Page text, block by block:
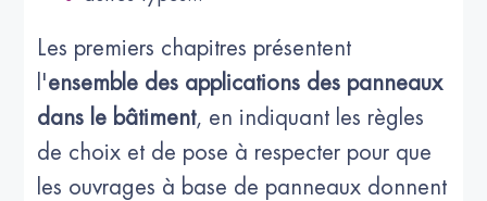
Les premiers chapitres présentent
l'ensemble des applications des panneaux
dans le bâtiment, en indiquant les règles
de choix et de pose à respecter pour que
les ouvrages à base de panneaux donnent